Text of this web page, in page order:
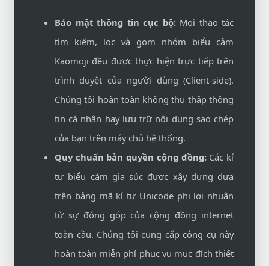
Bảo mật thông tin cục bộ:Mọi thao tác
tìm kiếm, lọc và gom nhóm biểu cảm
Kaomoji đều được thực hiện trực tiếp trên
trình duyệt của người dùng (Client-side).
Chúng tôi hoàn toàn không thu thập thông
tin cá nhân hay lưu trữ nội dung sao chép
của bạn trên máy chủ hệ thống.
Quy chuẩn bản quyền cộng đồng:Các kí
tự biểu cảm gia súc được xây dựng dựa
trên bảng mã kí tự Unicode phi lợi nhuận
từ sự đóng góp của cộng đồng internet
toàn cầu. Chúng tôi cung cấp công cụ này
hoàn toàn miễn phí phục vụ mục đích thiết